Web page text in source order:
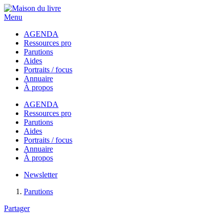
Menu
AGENDA
Ressources pro
Parutions
Aides
Portraits / focus
Annuaire
À propos
AGENDA
Ressources pro
Parutions
Aides
Portraits / focus
Annuaire
À propos
Newsletter
Parutions
Partager